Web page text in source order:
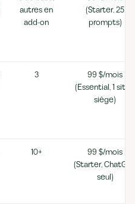
autres en
add-on
(Starter, 25
prompts)
3
99 $/mois
(Essential, 1 site, 1
siège)
10+
99 $/mois
(Starter,
seul)